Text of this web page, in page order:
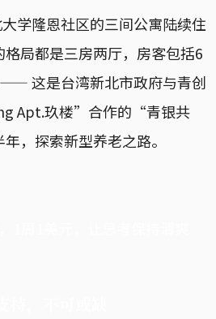
学隆恩社区的三间公寓陆续住
局都是三房两厅，房客包括6
这是台湾新北市政府与青创
Apt.玖楼”合作的“青银共
，探索新型养老之路。